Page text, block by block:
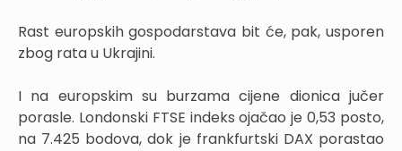
Rast europskih gospodarstava bit će, pak, usporen
zbog rata u Ukrajini.
I na europskim su burzama cijene dionica jučer
porasle. Londonski FTSE indeks ojačao je 0,53 posto,
na 7.425 bodova, dok je frankfurtski DAX porastao